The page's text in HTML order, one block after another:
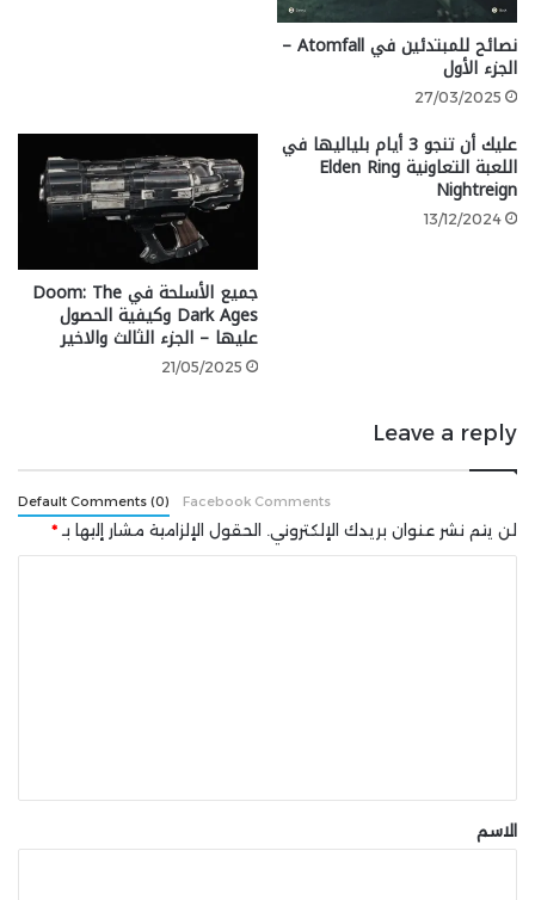
Ghost of Tsushima 2التي ستحمل اسم Ghost of Yōtei.
نصائح للمبتدئين في Atomfall –
الجزء الأول
27/03/2025
عليك أن تنجو 3 أيام بلياليها في
اللعبة التعاونية Elden Ring
Nightreign
13/12/2024
جميع الأسلحة في Doom: The
Dark Ages وكيفية الحصول
عليها – الجزء الثالث والاخير
21/05/2025
Leave a reply
Default Comments (0) Facebook Comments
لن يتم نشر عنوان بريدك الإلكتروني. الحقول الإلزامية مشار إليها بـ *
*الاسم